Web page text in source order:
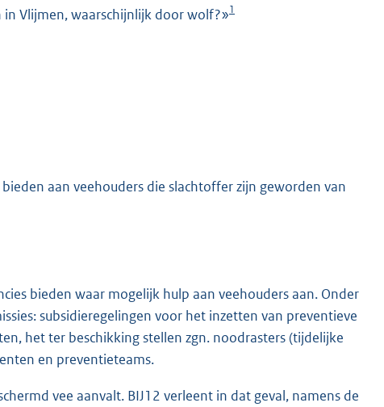
eVlijmen, waarschijnlijk door wolf?»1
aan veehouders die slachtoffer zijn geworden van
bieden waar mogelijk hulp aan veehouders aan. Onder
subsidieregelingen voor het inzetten van preventieve
het ter beschikking stellen zgn. noodrasters (tijdelijke
en preventieteams.
vee aanvalt. BIJ12 verleent in dat geval, namens de